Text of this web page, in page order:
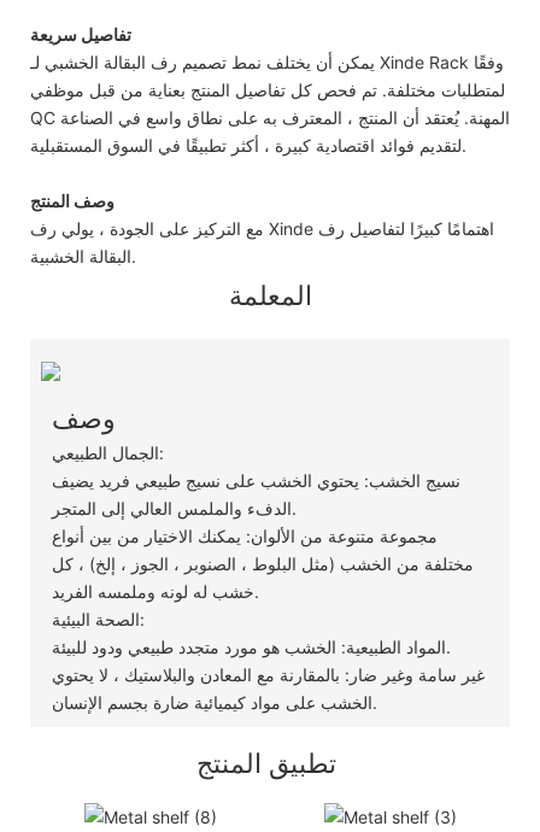
تفاصيل سريعة
يمكن أن يختلف نمط تصميم رف البقالة الخشبي لـ Xinde Rack وفقًا
لمتطلبات مختلفة. تم فحص كل تفاصيل المنتج بعناية من قبل موظفي
QC المهنة. يُعتقد أن المنتج ، المعترف به على نطاق واسع في الصناعة
لتقديم فوائد اقتصادية كبيرة ، أكثر تطبيقًا في السوق المستقبلية.
وصف المنتج
مع التركيز على الجودة ، يولي رف Xinde اهتمامًا كبيرًا لتفاصيل رف
البقالة الخشبية.
المعلمة
وصف
الجمال الطبيعي:
نسيج الخشب: يحتوي الخشب على نسيج طبيعي فريد يضيف
الدفء والملمس العالي إلى المتجر.
مجموعة متنوعة من الألوان: يمكنك الاختيار من بين أنواع
مختلفة من الخشب (مثل البلوط ، الصنوبر ، الجوز ، إلخ) ، كل
خشب له لونه وملمسه الفريد.
الصحة البيئية:
المواد الطبيعية: الخشب هو مورد متجدد طبيعي ودود للبيئة.
غير سامة وغير ضار: بالمقارنة مع المعادن والبلاستيك ، لا يحتوي
الخشب على مواد كيميائية ضارة بجسم الإنسان.